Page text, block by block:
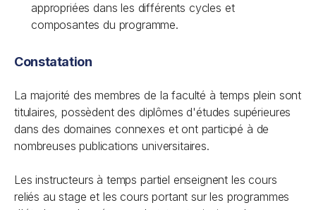
appropriées dans les différents cycles et
composantes du programme.
Constatation
La majorité des membres de la faculté à temps plein sont
titulaires, possèdent des diplômes d'études supérieures
dans des domaines connexes et ont participé à de
nombreuses publications universitaires.
Les instructeurs à temps partiel enseignent les cours
reliés au stage et les cours portant sur les programmes